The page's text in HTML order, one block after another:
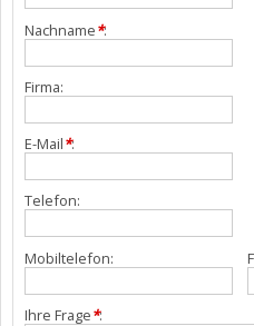
Nachname*:
Firma:
E-Mail*:
Telefon:
Mobiltelefon:
Ihre Frage*: